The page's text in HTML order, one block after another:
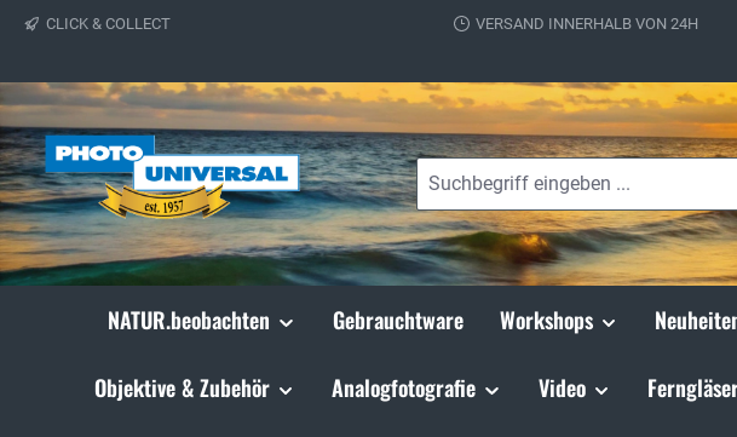
Zur Hauptnavigation springen
CLICK & COLLECT VERSAND INNERHALB VON 24H
NATUR.beobachten Gebrauchtware Workshops
Objektive & Zubehör Analogfotografie Video